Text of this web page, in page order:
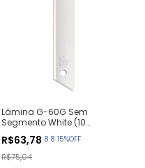
Lâmina G-60G Sem
Segmento White (10
R$63,78 8.8 15%OFF
R$75,04